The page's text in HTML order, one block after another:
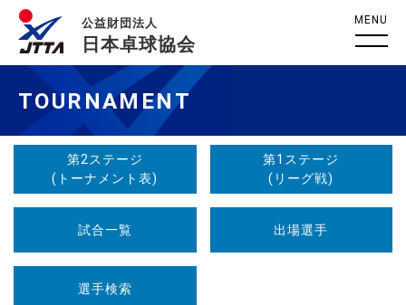
公益財団法人
日本卓球協会
MENU
TOURNAMENT
第2ステージ
(トーナメント表)
第1ステージ
(リーグ戦)
試合一覧 出場選手
選手検索